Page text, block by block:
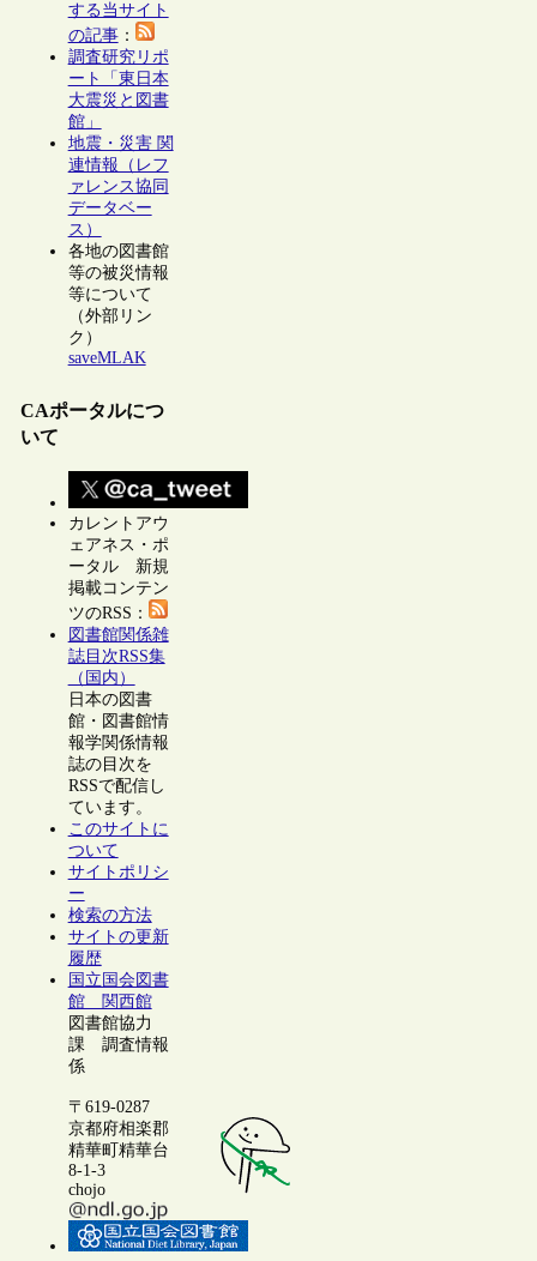
する当サイト
の記事：
調査研究リポ
ート「東日本
大震災と図書
館」
地震・災害 関
連情報（レフ
ァレンス協同
データベー
ス）
各地の図書館
等の被災情報
等について
（外部リン
ク）
saveMLAK
CAポータルにつ
いて
カレントアウ
ェアネス・ポ
ータル 新規
掲載コンテン
ツのRSS：
図書館関係雑
誌目次RSS集
（国内）
日本の図書
館・図書館情
報学関係情報
誌の目次を
RSSで配信し
ています。
このサイトに
ついて
サイトポリシ
ー
検索の方法
サイトの更新
履歴
国立国会図書
館 関西館
図書館協力
課 調査情報
係
〒619-0287
京都府相楽郡
精華町精華台
8-1-3
chojo